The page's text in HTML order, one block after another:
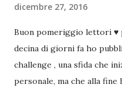
dicembre 27, 2016
Buon pomeriggio lettori ♥
decina di giorni fa ho
challenge , una sfida che
personale, ma che alla